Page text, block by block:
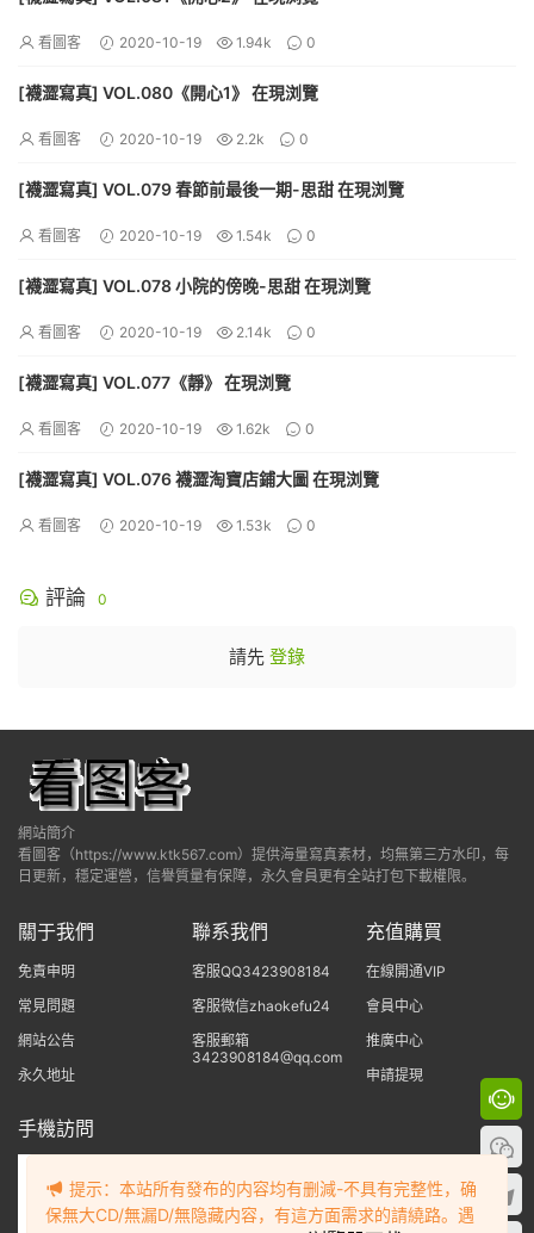
看圖客 2020-10-19 1.94k 0
[襪澀寫真] VOL.080《開心1》 在現浏覽
看圖客 2020-10-19 2.2k 0
[襪澀寫真] VOL.079 春節前最後一期-思甜 在現浏覽
看圖客 2020-10-19 1.54k 0
[襪澀寫真] VOL.078 小院的傍晚-思甜 在現浏覽
看圖客 2020-10-19 2.14k 0
[襪澀寫真] VOL.077《靜》 在現浏覽
看圖客 2020-10-19 1.62k 0
[襪澀寫真] VOL.076 襪澀淘寶店鋪大圖 在現浏覽
看圖客 2020-10-19 1.53k 0
評論 0
請先 登錄
網站簡介
看圖客（https://www.ktk567.com）提供海量寫真素材，均無第三方水印，每
日更新，穩定運營，信譽質量有保障，永久會員更有全站打包下載權限。
關于我們
免責申明
常見問題
網站公告
永久地址
聯系我們
客服QQ3423908184
客服微信zhaokefu24
客服郵箱
3423908184@qq.com
充值購買
在線開通VIP
會員中心
推廣中心
申請提現
手機訪問
提示：本站所有發布的内容均有删減-不具有完整性，确
保無大CD/無漏D/無隐藏内容，有這方面需求的請繞路。遇